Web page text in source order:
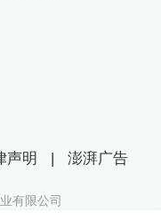
声明 | 澎湃广告
有限公司